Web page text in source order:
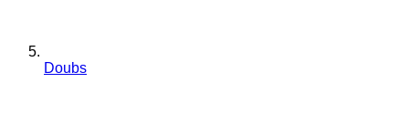
Doubs